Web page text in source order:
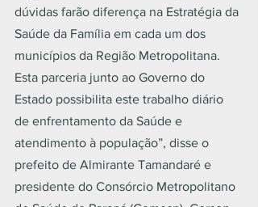
dúvidas farão diferença na Estratégia da
Saúde da Família em cada um dos
municípios da Região Metropolitana.
Esta parceria junto ao Governo do
Estado possibilita este trabalho diário
de enfrentamento da Saúde e
atendimento à população”, disse o
prefeito de Almirante Tamandaré e
presidente do Consórcio Metropolitano